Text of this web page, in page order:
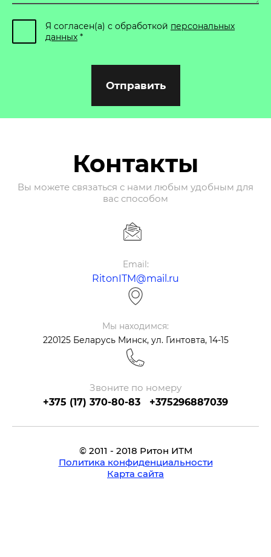
Я согласен(а) с обработкой персональных
данных *
Отправить
Контакты
Вы можете связаться с нами любым удобным для
вас способом
Звоните по номеру
+375 (17) 370-80-83 +375296887039
Мы находимся:
220125 Беларусь Минск, ул. Гинтовта, 14-15
Email:
RitonITM@mail.ru
© 2011 - 2018 Ритон ИТМ
Политика конфиденциальности
Карта сайта